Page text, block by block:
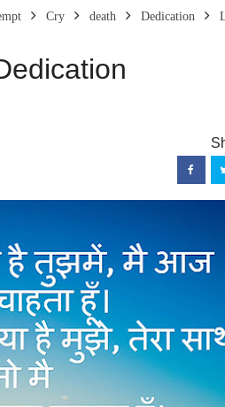
Cry death Dedication